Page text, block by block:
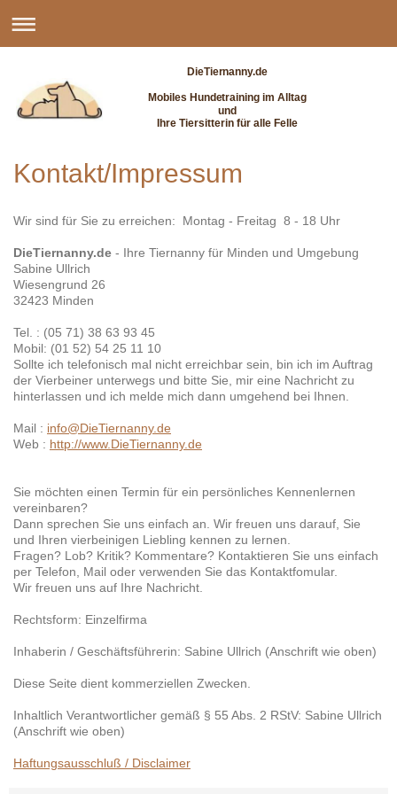
DieTiernanny.de
Mobiles Hundetraining im Alltag
und
Ihre Tiersitterin für alle Felle
Kontakt/Impressum
Wir sind für Sie zu erreichen: Montag - Freitag 8 - 18 Uhr
DieTiernanny.de - Ihre Tiernanny für Minden und Umgebung
Sabine Ullrich
Wiesengrund 26
32423 Minden
Tel. : (05 71) 38 63 93 45
Mobil: (01 52) 54 25 11 10
Sollte ich telefonisch mal nicht erreichbar sein, bin ich im Auftrag
der Vierbeiner unterwegs und bitte Sie, mir eine Nachricht zu
hinterlassen und ich melde mich dann umgehend bei Ihnen.
Mail : info@DieTiernanny.de
Web : http://www.DieTiernanny.de
Sie möchten einen Termin für ein persönliches Kennenlernen
vereinbaren?
Dann sprechen Sie uns einfach an. Wir freuen uns darauf, Sie
und Ihren vierbeinigen Liebling kennen zu lernen.
Fragen? Lob? Kritik? Kommentare? Kontaktieren Sie uns einfach
per Telefon, Mail oder verwenden Sie das Kontaktfomular.
Wir freuen uns auf Ihre Nachricht.
Rechtsform: Einzelfirma
Inhaberin / Geschäftsführerin: Sabine Ullrich (Anschrift wie oben)
Diese Seite dient kommerziellen Zwecken.
Inhaltlich Verantwortlicher gemäß § 55 Abs. 2 RStV: Sabine Ullrich
(Anschrift wie oben)
Haftungsausschluß / Disclaimer